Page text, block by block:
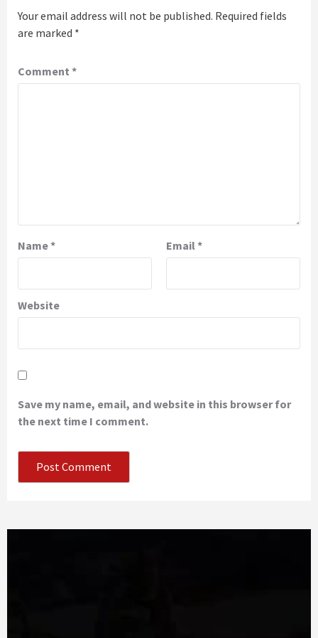
Your email address will not be published. Required fields
are marked *
Comment *
Name* Email *
Website
Save my name, email, and website in this browser for
the next time I comment.